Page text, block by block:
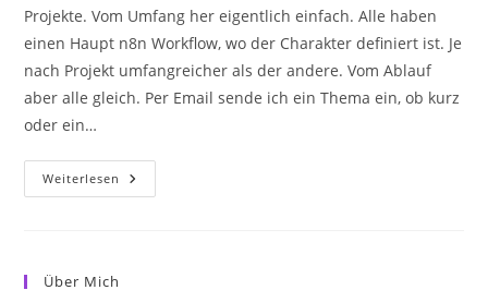
Projekte. Vom Umfang her eigentlich einfach. Alle haben
einen Haupt n8n Workflow, wo der Charakter definiert ist. Je
nach Projekt umfangreicher als der andere. Vom Ablauf
aber alle gleich. Per Email sende ich ein Thema ein, ob kurz
oder ein…
Weiterlesen 52
Wochen,
Über Mich